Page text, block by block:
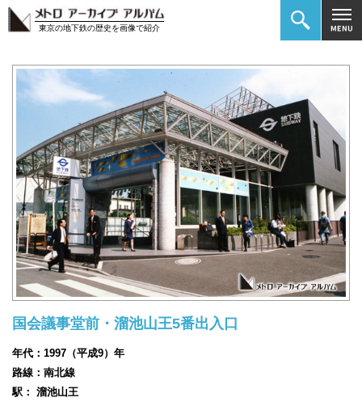
東京の地下鉄の歴史を画像で紹介
国会議事堂前・溜池山王5番出入口
年代：1997（平成9）年
路線：南北線
駅： 溜池山王